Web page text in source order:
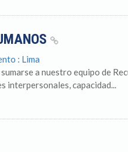
: Lima
a nuestro equipo de
interpersonales, capacidad...